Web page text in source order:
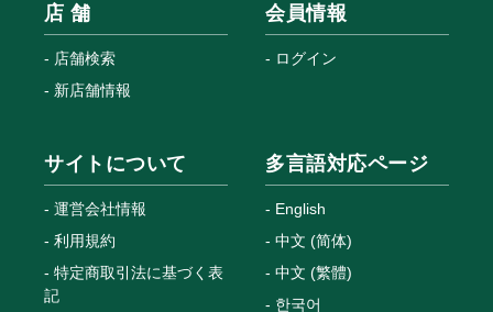
店 舗
店舗検索
新店舗情報
会員情報
ログイン
サイトについて
運営会社情報
利用規約
特定商取引法に基づく表
記
多言語対応ページ
English
中文 (简体)
中文 (繁體)
한국어